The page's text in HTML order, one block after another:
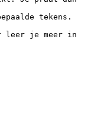
tekens.
leer je meer in